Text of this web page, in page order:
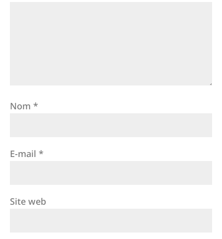
Nom *
E-mail *
Site web